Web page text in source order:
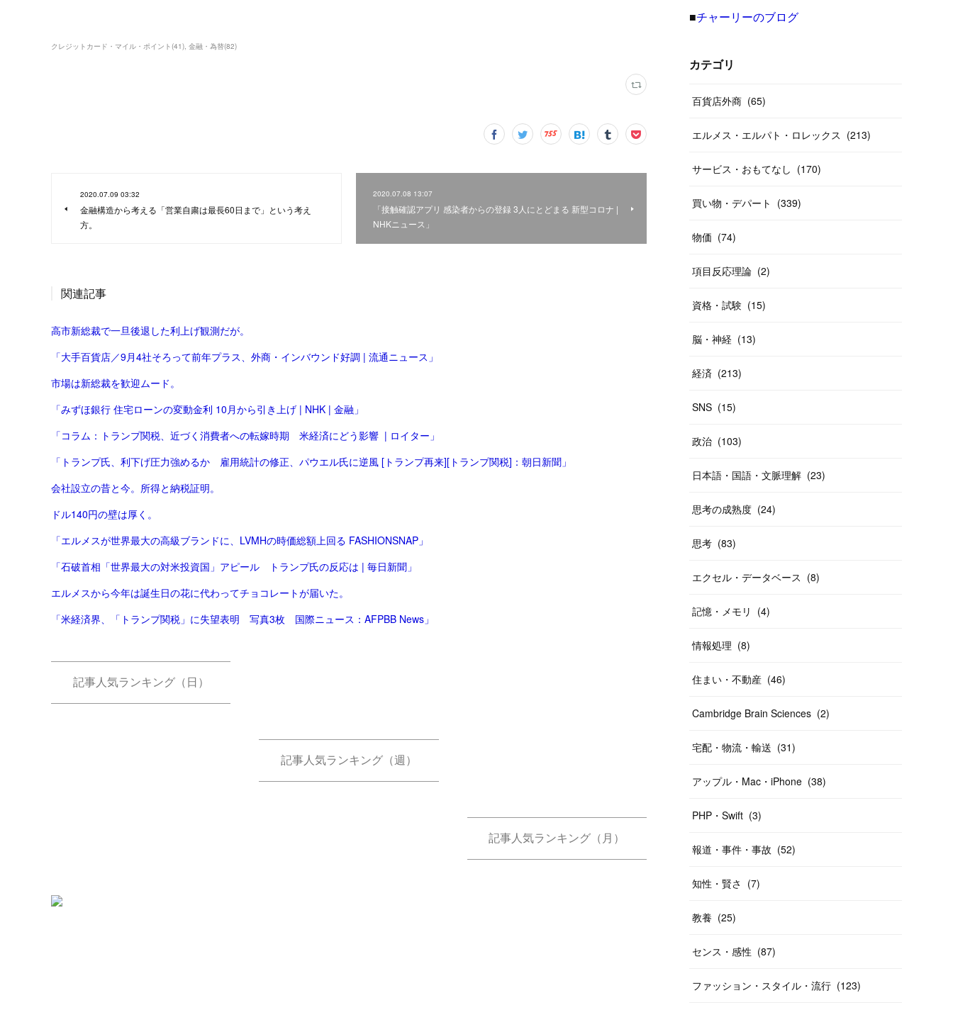
クレジットカード・マイル・ポイント(41) 金融・為替(82)
2020.07.09 03:32
金融構造から考える「営業自粛は最長60日まで」という考え
方。
2020.07.08 13:07
「接触確認アプリ 感染者からの登録 3人にとどまる 新型コロナ |
NHKニュース」
関連記事
高市新総裁で一旦後退した利上げ観測だが。
「大手百貨店／9月4社そろって前年プラス、外商・インバウンド好調 | 流通ニュース」
市場は新総裁を歓迎ムード。
「みずほ銀行 住宅ローンの変動金利 10月から引き上げ | NHK | 金融」
「コラム：トランプ関税、近づく消費者への転嫁時期 米経済にどう影響 | ロイター」
「トランプ氏、利下げ圧力強めるか 雇用統計の修正、パウエル氏に逆風 [トランプ再来][トランプ関税]：朝日新聞」
会社設立の昔と今。所得と納税証明。
ドル140円の壁は厚く。
「エルメスが世界最大の高級ブランドに、LVMHの時価総額上回る FASHIONSNAP」
「石破首相「世界最大の対米投資国」アピール トランプ氏の反応は | 毎日新聞」
エルメスから今年は誕生日の花に代わってチョコレートが届いた。
「米経済界、「トランプ関税」に失望表明 写真3枚 国際ニュース：AFPBB News」
記事人気ランキング（日）
記事人気ランキング（週）
記事人気ランキング（月）
17
(13
( 12
(29
(26
(26
(14
(20
(55
(20
(10
(40
(33
(20
■チャーリーのブログ
カテゴリ
百貨店外商 (65)
エルメス・エルパト・ロレックス (213)
サービス・おもてなし (170)
買い物・デパート (339)
物価 (74)
項目反応理論 (2)
資格・試験 (15)
脳・神経 (13)
経済 (213)
SNS (15)
政治 (103)
日本語・国語・文脈理解 (23)
思考の成熟度 (24)
思考 (83)
エクセル・データベース (8)
記憶・メモリ (4)
情報処理 (8)
住まい・不動産 (46)
Cambridge Brain Sciences (2)
宅配・物流・輸送 (31)
アップル・Mac・iPhone (38)
PHP・Swift (3)
報道・事件・事故 (52)
知性・賢さ (7)
教養 (25)
センス・感性 (87)
ファッション・スタイル・流行 (123)